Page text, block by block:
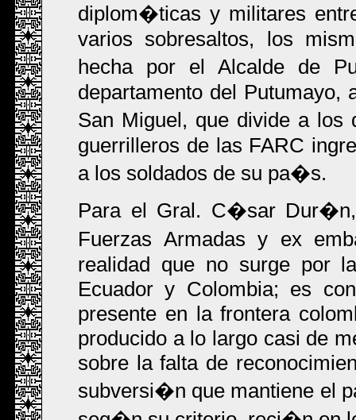
diplom�ticas y militares
varios sobresaltos, los
hecha por el Alcalde de
departamento del Putumayo,
San Miguel, que divide a
guerrilleros de las FARC
a los soldados de su pa�s.
Para el Gral. C�sar
Fuerzas Armadas y ex
realidad que no surge por
Ecuador y Colombia; es
presente en la frontera
producido a lo largo casi de
sobre la falta de
subversi�n que mantiene el